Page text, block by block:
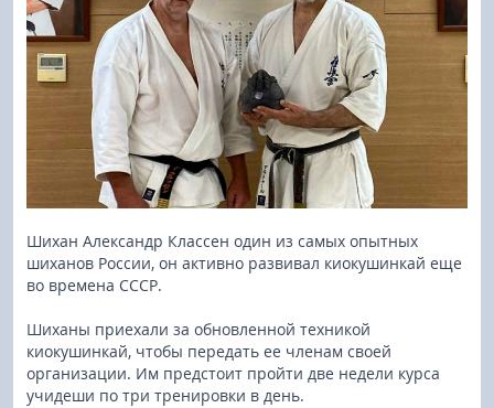
Шихан Александр Классен один из самых опытных
шиханов России, он активно развивал киокушинкай еще
во времена СССР.
Шиханы приехали за обновленной техникой
киокушинкай, чтобы передать ее членам своей
организации. Им предстоит пройти две недели курса
учидеши по три тренировки в день.